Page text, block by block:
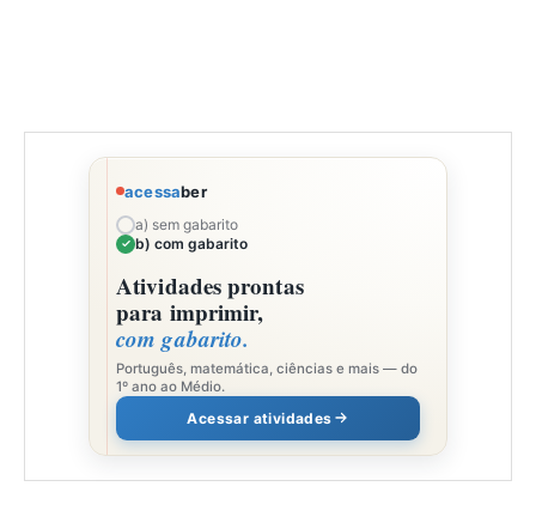
acessaber
a) sem gabarito
b) com gabarito
Atividades prontas
para imprimir,
com gabarito.
Português, matemática, ciências e mais — do
1º ano ao Médio.
Acessar atividades